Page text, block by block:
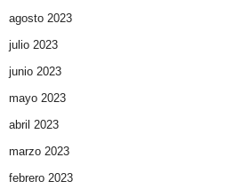
agosto 2023
julio 2023
junio 2023
mayo 2023
abril 2023
marzo 2023
febrero 2023